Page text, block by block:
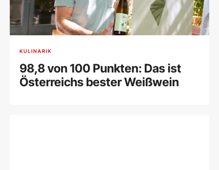
KULINARIK
98,8 von 100 Punkten: Das ist
Österreichs bester Weißwein